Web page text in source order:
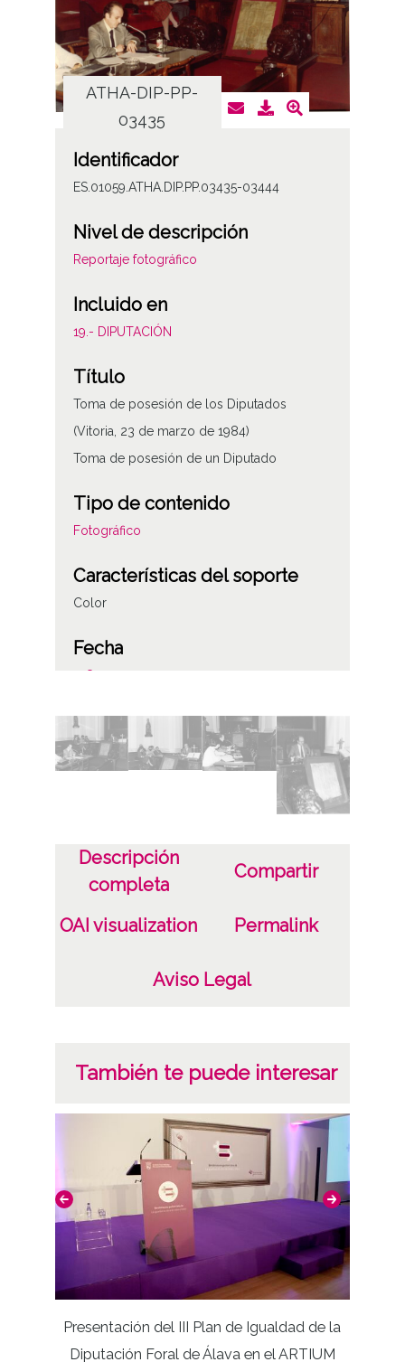
ATHA-DIP-PP-
03435
Identificador
ES.01059.ATHA.DIP.PP.03435-03444
Nivel de descripción
Reportaje fotográfico
Incluido en
19.- DIPUTACIÓN
Título
Toma de posesión de los Diputados
(Vitoria, 23 de marzo de 1984)
Toma de posesión de un Diputado
Tipo de contenido
Fotográfico
Características del soporte
Color
Fecha
19840323
Lugar
Vitoria-Gasteiz
Descripción
completa
Compartir
OAI visualization Permalink
Aviso Legal
También te puede interesar
Presentación del III Plan de Igualdad de la
Diputación Foral de Álava en el ARTIUM